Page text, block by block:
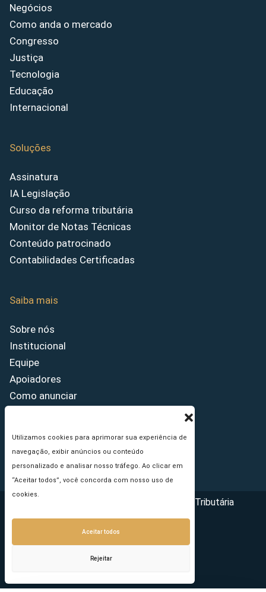
Utilizamos cookies para aprimorar sua experiência de
navegação, exibir anúncios ou conteúdo
personalizado e analisar nosso tráfego. Ao clicar em
“Aceitar todos”, você concorda com nosso uso de
cookies.
Aceitar todos
Rejeitar
Negócios
Como anda o mercado
Congresso
Justiça
Tecnologia
Educação
Internacional
Soluções
Assinatura
IA Legislação
Curso da reforma tributária
Monitor de Notas Técnicas
Conteúdo patrocinado
Contabilidades Certificadas
Saiba mais
Sobre nós
Institucional
Equipe
Apoiadores
Como anunciar
Princípios Editoriais
Copyright © 2026 - Portal da Reforma Tributária